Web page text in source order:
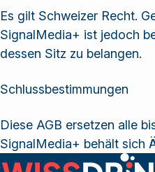
Es gilt Schweizer Recht.
SignalMedia+ ist jedoch
dessen Sitz zu belangen.
Schlussbestimmungen
Diese AGB ersetzen alle
SignalMedia+ behält sich